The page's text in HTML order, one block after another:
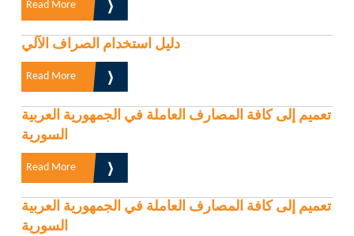
Read More
دليل استخدام الصراف الآلي
Read More
تعميم إلى كافة المصارف العاملة في الجمهورية العربية
السورية
Read More
تعميم إلى كافة المصارف العاملة في الجمهورية العربية
السورية